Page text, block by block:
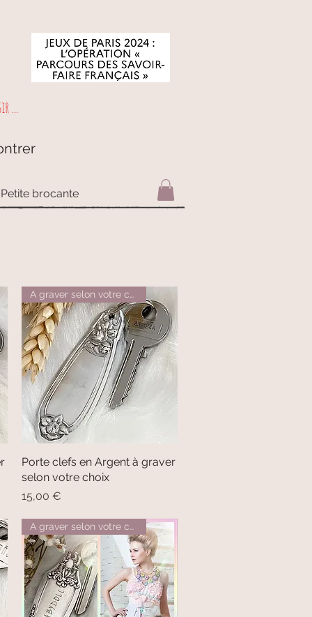
Petite brocante
Aperçu rapide
A graver selon votre choix
Porte clefs en Argent à graver
selon votre choix
Prix
15,00 €
A graver selon votre choix